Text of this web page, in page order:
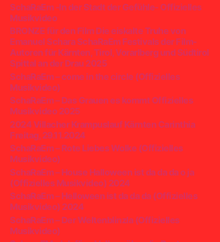
SchaRaEm -In der Stadt der Gefühle- Offizielles
Musikvideo
BRONZE für den Film Die eiskalte Truhe von
Emanuel Schara SchaRaEm Festivals der Film-
Autoren für Kärnten, Tirol, Vorarlberg und Südtirol
Spittal an der Drau 2025
SchaRaEm – come in the circle (Offizielles
Musikvideo)
SchaRaEm – Das Grauen es kommt Offizielles
Musikvideo 2025
2024 Villacher Krampuslauf Kärnten Carinthia
Freitag, 29.11.2024
SchaRaEm – Rote Liebes Wolke (Offizielles
Musikvideo)
SchaRaEm – House Halloween ist da da da o ja
(Offizielles Musikvideo) 2024
SchaRaEm – Helloween ist da da da (Offizielles
Musikvideo) 2024
SchaRaEm – Der Weltenblinzla (Offizielles
Musikvideo)